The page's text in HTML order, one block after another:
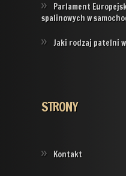
Parlament
spalinowych w
Jaki rodzaj patelni
STRONY
Kontakt